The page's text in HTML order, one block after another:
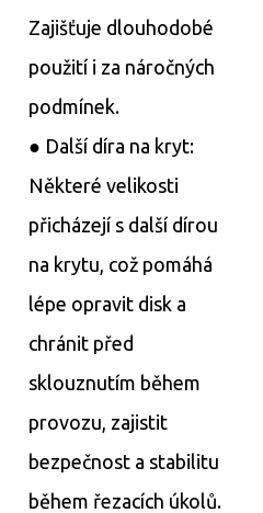
Zajišťuje dlouhodobé
použití i za náročných
podmínek.
● Další díra na kryt:
Některé velikosti
přicházejí s další dírou
na krytu, což pomáhá
lépe opravit disk a
chránit před
sklouznutím během
provozu, zajistit
bezpečnost a stabilitu
během řezacích úkolů.